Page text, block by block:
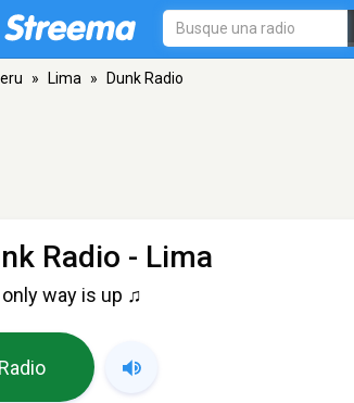
» Lima » Dunk Radio
Radio - Lima
way is up ♫